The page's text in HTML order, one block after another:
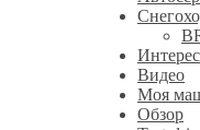
Видео
Моя
Обзор